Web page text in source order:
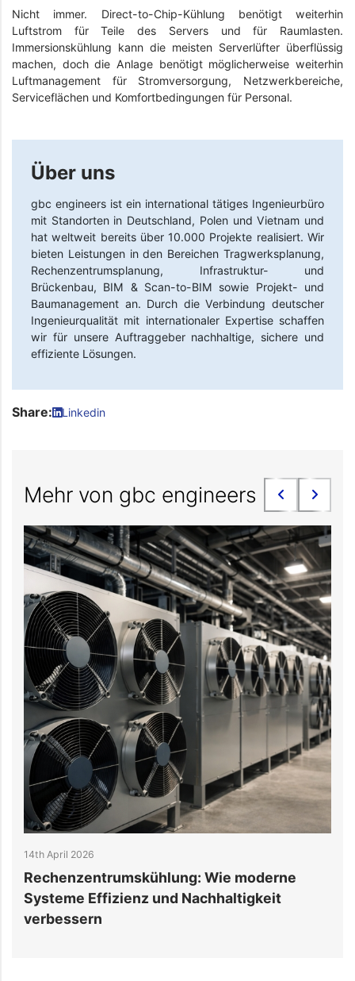
Nicht immer. Direct-to-Chip-Kühlung benötigt weiterhin
Luftstrom für Teile des Servers und für Raumlasten.
Immersionskühlung kann die meisten Serverlüfter überflüssig
machen, doch die Anlage benötigt möglicherweise weiterhin
Luftmanagement für Stromversorgung, Netzwerkbereiche,
Serviceflächen und Komfortbedingungen für Personal.
Über uns
gbc engineers ist ein international tätiges Ingenieurbüro
mit Standorten in Deutschland, Polen und Vietnam und
hat weltweit bereits über 10.000 Projekte realisiert. Wir
bieten Leistungen in den Bereichen Tragwerksplanung,
Rechenzentrumsplanung, Infrastruktur- und
Brückenbau, BIM & Scan-to-BIM sowie Projekt- und
Baumanagement an. Durch die Verbindung deutscher
Ingenieurqualität mit internationaler Expertise schaffen
wir für unsere Auftraggeber nachhaltige, sichere und
effiziente Lösungen.
Share: Linkedin
Mehr von gbc engineers
Wohnbau-Tragwerksplaner: Alles,
vor Projektbeginn wissen sollten